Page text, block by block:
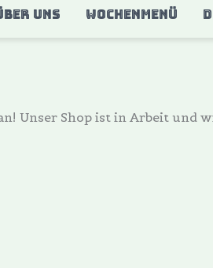
UNS WOCHENMENÜ
Unser Shop ist in Arbeit und